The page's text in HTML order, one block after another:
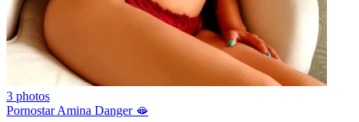
3 photos
Pornostar Amina Danger 🫦